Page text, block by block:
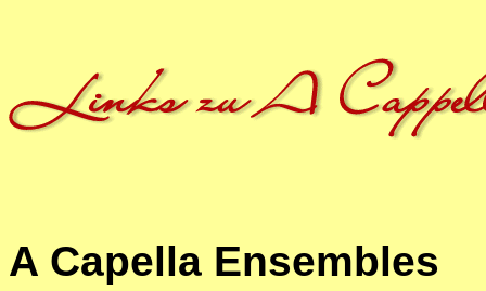
A Capella Ensembles